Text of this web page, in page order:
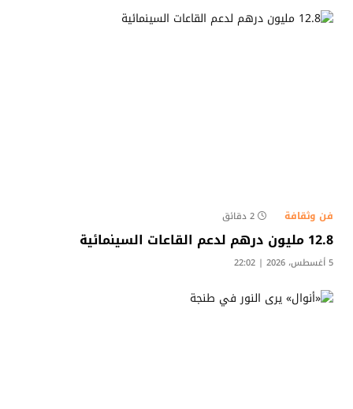
فن وثقافة 2 دقائق
12.8 مليون درهم لدعم القاعات السينمائية
5 أغسطس، 2026 | 22:02